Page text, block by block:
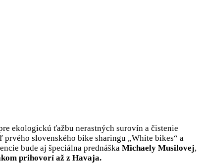
ekologickú ťažbu nerastných surovín a čistenie
prvého slovenského bike sharingu „White bikes“ a
bude aj špeciálna prednáška Michaely Musilovej,
prihovorí až z Havaja.